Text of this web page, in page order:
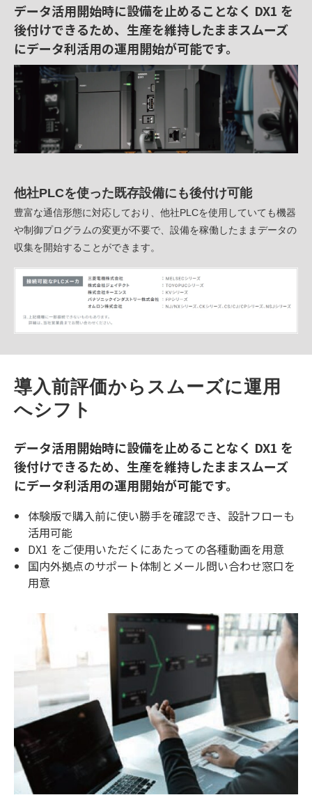
データ活用開始時に設備を止めることなく DX1 を
後付けできるため、生産を維持したままスムーズ
にデータ利活用の運用開始が可能です。
他社PLCを使った既存設備にも後付け可能
豊富な通信形態に対応しており、他社PLCを使用していても機器
や制御プログラムの変更が不要で、設備を稼働したままデータの
収集を開始することができます。
導入前評価からスムーズに運用
へシフト
データ活用開始時に設備を止めることなく DX1 を
後付けできるため、生産を維持したままスムーズ
にデータ利活用の運用開始が可能です。
体験版で購入前に使い勝手を確認でき、設計フローも
活用可能
DX1 をご使用いただくにあたっての各種動画を用意
国内外拠点のサポート体制とメール問い合わせ窓口を
用意